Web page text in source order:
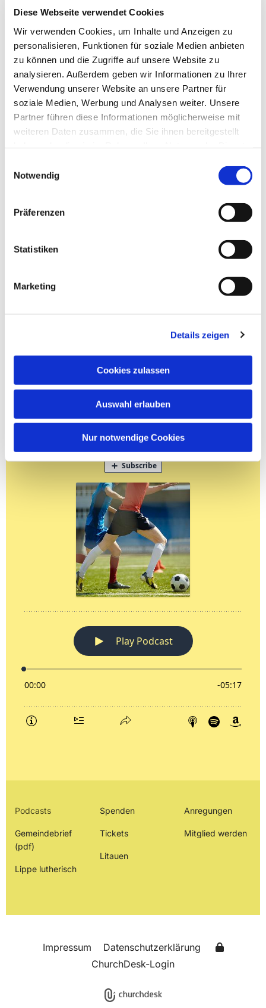
Diese Webseite verwendet Cookies
Wir verwenden Cookies, um Inhalte und Anzeigen zu
personalisieren, Funktionen für soziale Medien anbieten
zu können und die Zugriffe auf unsere Website zu
analysieren. Außerdem geben wir Informationen zu Ihrer
Verwendung unserer Website an unsere Partner für
soziale Medien, Werbung und Analysen weiter. Unsere
Partner führen diese Informationen möglicherweise mit
weiteren Daten zusammen, die Sie ihnen bereitgestellt
Notwendig
Präferenzen
Statistiken
Marketing
Details zeigen
Cookies zulassen
Auswahl erlauben
Nur notwendige Cookies
Dies könnte Sie auch
interessieren
Podcasts
Gemeindebrief
(pdf)
Lippe lutherisch
Spenden
Tickets
Litauen
Anregungen
Mitglied werden
Impressum
Datenschutzerklärung
ChurchDesk-Login